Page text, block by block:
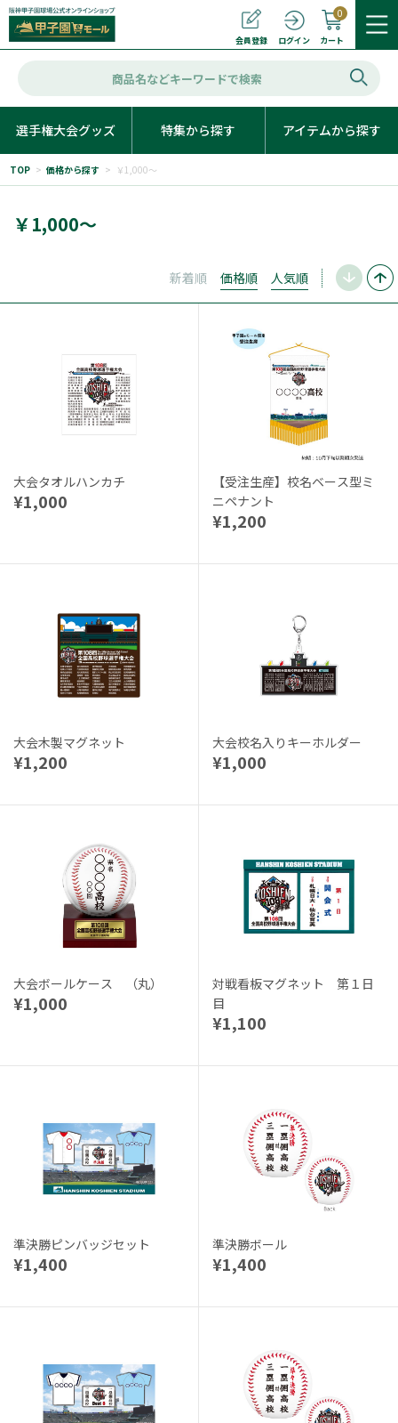
会員登録 ログイン カート
0
選手権大会グッズ 特集から探す アイテムから探す
TOP > 価格から探す > ￥1,000～
￥1,000～
新着順 価格順 人気順
大会タオルハンカチ
¥1,000
【受注生産】校名ベース型ミ
ニペナント
¥1,200
大会木製マグネット
¥1,200
大会校名入りキーホルダー
¥1,000
大会ボールケース （丸）
¥1,000
対戦看板マグネット 第１日
目
¥1,100
準決勝ピンバッジセット
¥1,400
準決勝ボール
¥1,400